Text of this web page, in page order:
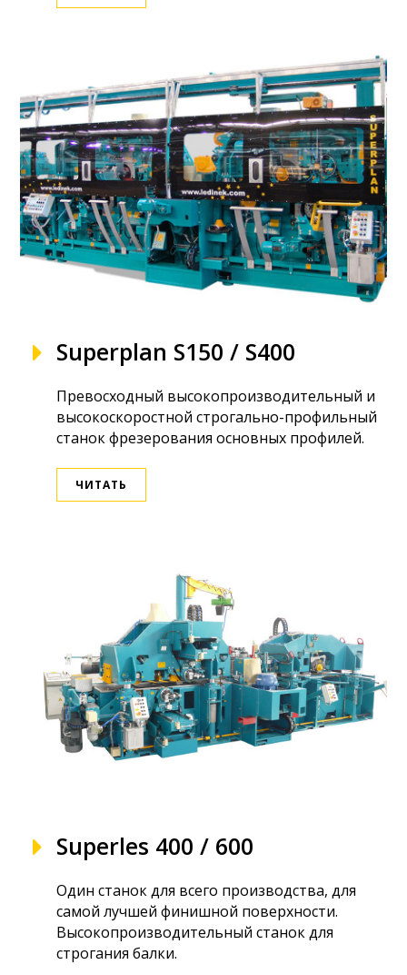
Superplan S150 / S400
Превосходный высокопроизводительный и
высокоскоростной строгально-профильный
станок фрезерования основных профилей.
ЧИТАТЬ
Superles 400 / 600
Один станок для всего производства, для
самой лучшей финишной поверхности.
Высокопроизводительный станок для
строгания балки.